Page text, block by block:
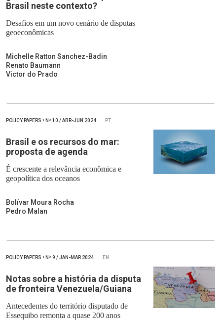
Brasil neste contexto?
Desafios em um novo cenário de disputas
geoeconômicas
Michelle Ratton Sanchez-Badin
Renato Baumann
Victor do Prado
POLICY PAPERS • Nº 10 / ABR-JUN 2024 PT
Brasil e os recursos do mar:
proposta de agenda
É crescente a relevância econômica e
geopolítica dos oceanos
Bolívar Moura Rocha
Pedro Malan
POLICY PAPERS • Nº 9 / JAN-MAR 2024 EN
Notas sobre a história da disputa
de fronteira Venezuela/Guiana
Antecedentes do território disputado de
Essequibo remonta a quase 200 anos